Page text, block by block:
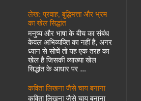
लेख: प्रवाह, बुद्धिमत्ता और भ्रम
का खेल सिद्धांत
मनुष्य और भाषा के बीच का संबंध
केवल अभिव्यक्ति का नहीं है, अगर
ध्यान से सोचें तो यह एक तरह का
खेल है जिसकी व्याख्या खेल
सिद्धांत के आधार पर ...
कविता लिखना जैसे चाय बनाना
कविता लिखना जैसे चाय बनाना